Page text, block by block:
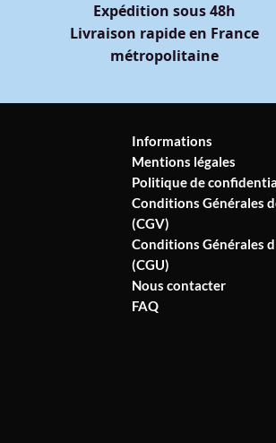
Expédition sous 48h
Livraison rapide en France
métropolitaine
Informations
Mentions légales
Politique de
Conditions Générales
(CGV)
Conditions Générales
(CGU)
Nous contacter
FAQ